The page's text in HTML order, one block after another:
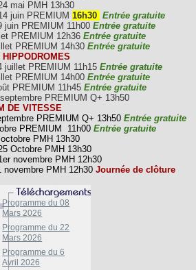
mai PMH 13h30
juin PREMIUM16h30 Entrée gratuite
juin PREMIUM 11h00Entrée gratuite
PREMIUM 12h36Entrée gratuite
PREMIUM 14h30Entrée gratuite
HIPPODROMES
juillet PREMIUM 11h15Entrée gratuite
PREMIUM 14h00 Entrée gratuite
PREMIUM 11h45Entrée gratuite
PREMIUM Q+ 13h50
DE VITESSE
PREMIUM Q+ 13h50Entrée gratuite
PREMIUM 11h00Entrée gratuite
PMH 13h30
Octobre PMH 13h30
novembre PMH 12h30
novembre PMH 12h30Journée de clôture
Programme du 08
Mars 2026
Programme du 22
Mars 2026
Programme du 6
Avril 2026